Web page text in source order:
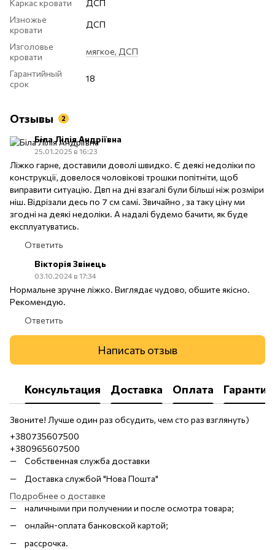
Каркас кровати
ДСП
Изножье
кровати
ДСП
Изголовье
кровати
мягкое, ДСП
Гарантийный
срок
18
Отзывы 2
Біла Лілія Андріївна
25.01.2025 в 16:23
Ліжко гарне, доставили доволі швидко. Є деякі недоліки по
конструкції, довелося чоловікові трошки попітніти, щоб
виправити ситуацію. Двп на дні взагалі були більші ніж розміри
ніш. Відрізали десь по 7 см самі. Звичайно , за таку ціну ми
згодні на деякі недоліки. А надалі будемо бачити, як буде
експлуатуватись.
Ответить
Вікторія Звінець
03.10.2024 в 17:34
Нормальне зручне ліжко. Виглядає чудово, обшите якісно.
Рекомендую.
Ответить
Написать отзыв
Консультация Доставка Оплата Гарантия
Звоните! Лучше один раз обсудить, чем сто раз взглянуть)
+380735607500
+380965607500
Собственная служба доставки
Доставка службой "Нова Пошта"
Подробнее о доставке
наличными при получении и после осмотра товара;
онлайн-оплата банковской картой;
рассрочка.